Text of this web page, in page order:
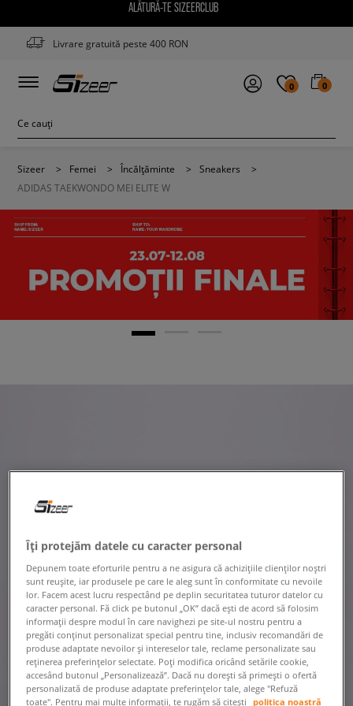
ALĂTURĂ-TE SIZEERCLUB
Livrare gratuită peste 400 RON
0 0
Sizeer > Femei > Încălțăminte > Sneakers
>
ADIDAS TAEKWONDO MEI ELITE W
Îți protejăm datele cu caracter personal
Depunem toate eforturile pentru a ne asigura că achizițiile clienților noștri
sunt reușite, iar produsele pe care le aleg sunt în conformitate cu nevoile
lor. Facem acest lucru respectând pe deplin securitatea tuturor datelor cu
caracter personal. Fă click pe butonul „OK” dacă ești de acord să folosim
informații despre modul în care navighezi pe site-ul nostru pentru a
pregăti conținut personalizat special pentru tine, inclusiv recomandări de
produse adaptate nevoilor și intereselor tale, reclame personalizate sau
reținerea preferințelor selectate. Poți modifica oricând setările cookie,
accesând butonul „Personalizează”. Dacă nu dorești să primești o ofertă
personalizată de produse adaptate preferințelor tale, alege "Refuză
toate". Pentru mai multe informații, te rugăm să citești
politica noastră